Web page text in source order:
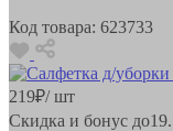
Код товара: 623733
219₽/ шт
Скидка и бонус до